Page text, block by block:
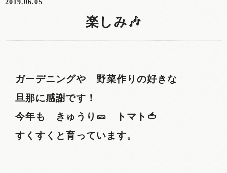
2019.06.05
楽しみ🎶
ガーデニングや 野菜作りの好きな
旦那に感謝です！
今年も きゅうり🥒 トマト🍅
すくすくと育っています。